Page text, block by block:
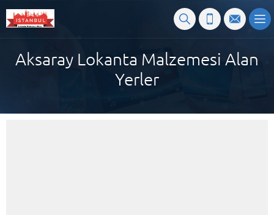
Aksaray Lokanta Malzemesi Alan
Yerler